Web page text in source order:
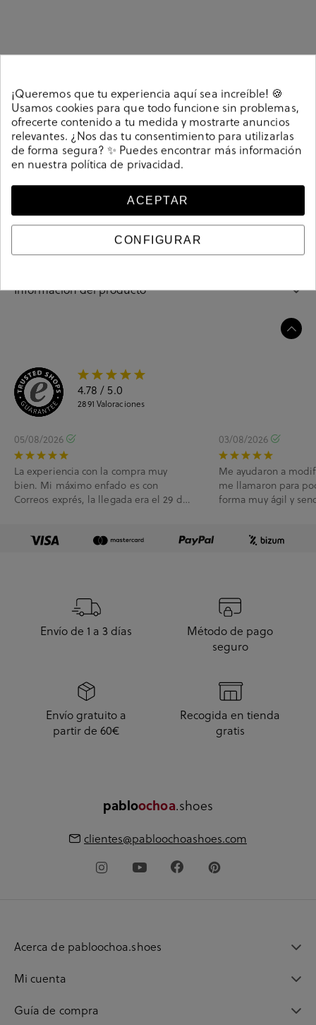
Zapatos de vestir bloom&you SOFIA en beige. Altura
tacón 3cm. Cierre con hebilla en un lateral. La plantilla
no es extraible. Hecho en España.
Referencia208909
Guía de tallas
Ciudados y limpieza
Información del producto
4.78 / 5.0
2891 Valoraciones
05/08/2026
La experiencia con la compra muy
bien. Mi máximo enfado es con
Correos exprés, la llegada era el 29 de
03/08/2026
Me ayudaron a
me llamaron para
forma muy ágil y
Envío de 1 a 3 días
Método de pago
seguro
Envío gratuito a
partir de 60€
Recogida en tienda
gratis
pabloochoa.shoes
clientes@pabloochoashoes.com
Acerca de pabloochoa.shoes
Mi cuenta
Guía de compra
¡Queremos que tu experiencia aquí sea increíble! 🍪
Usamos cookies para que todo funcione sin problemas,
ofrecerte contenido a tu medida y mostrarte anuncios
relevantes. ¿Nos das tu consentimiento para utilizarlas
de forma segura? ✨ Puedes encontrar más información
en nuestra política de privacidad.
ACEPTAR
CONFIGURAR